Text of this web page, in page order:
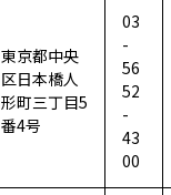
東京都中央
区日本橋人
形町三丁目5
番4号
03
-
56
52
-
43
00